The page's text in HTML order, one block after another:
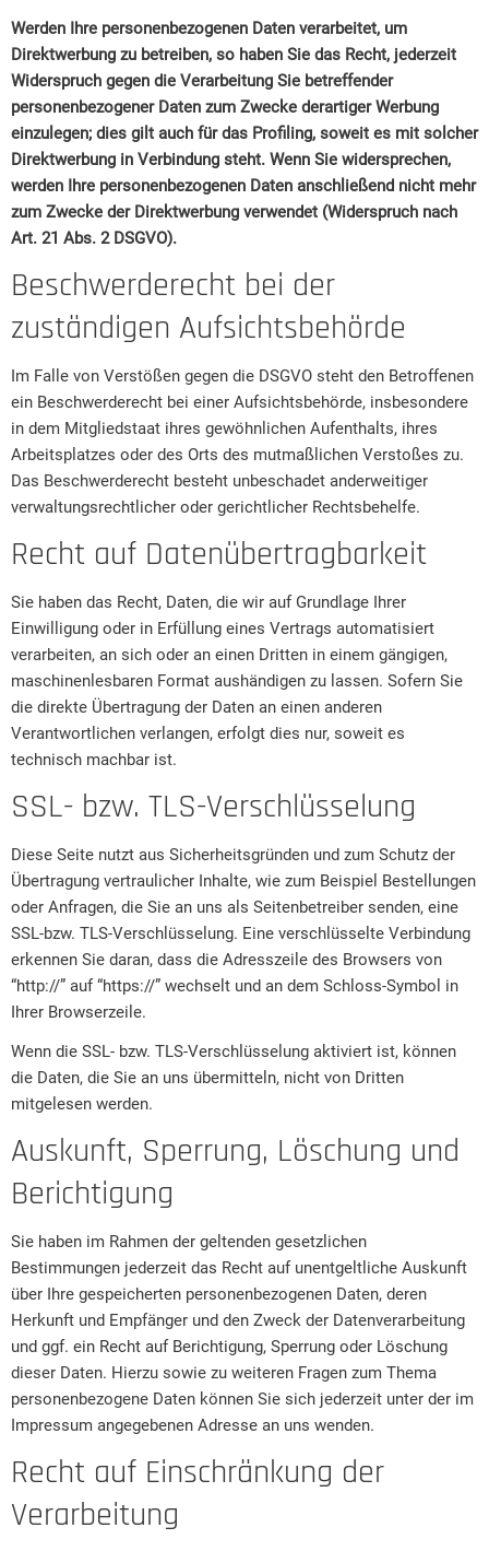
Werden Ihre personenbezogenen Daten verarbeitet, um
Direktwerbung zu betreiben, so haben Sie das Recht, jederzeit
Widerspruch gegen die Verarbeitung Sie betreffender
personenbezogener Daten zum Zwecke derartiger Werbung
einzulegen; dies gilt auch für das Profiling, soweit es mit solcher
Direktwerbung in Verbindung steht. Wenn Sie widersprechen,
werden Ihre personenbezogenen Daten anschließend nicht mehr
zum Zwecke der Direktwerbung verwendet (Widerspruch nach
Art. 21 Abs. 2 DSGVO).
Beschwerderecht bei der
zuständigen Aufsichtsbehörde
Im Falle von Verstößen gegen die DSGVO steht den Betroffenen
ein Beschwerderecht bei einer Aufsichtsbehörde, insbesondere
in dem Mitgliedstaat ihres gewöhnlichen Aufenthalts, ihres
Arbeitsplatzes oder des Orts des mutmaßlichen Verstoßes zu.
Das Beschwerderecht besteht unbeschadet anderweitiger
verwaltungsrechtlicher oder gerichtlicher Rechtsbehelfe.
Recht auf Datenübertragbarkeit
Sie haben das Recht, Daten, die wir auf Grundlage Ihrer
Einwilligung oder in Erfüllung eines Vertrags automatisiert
verarbeiten, an sich oder an einen Dritten in einem gängigen,
maschinenlesbaren Format aushändigen zu lassen. Sofern Sie
die direkte Übertragung der Daten an einen anderen
Verantwortlichen verlangen, erfolgt dies nur, soweit es
technisch machbar ist.
SSL- bzw. TLS-Verschlüsselung
Diese Seite nutzt aus Sicherheitsgründen und zum Schutz der
Übertragung vertraulicher Inhalte, wie zum Beispiel Bestellungen
oder Anfragen, die Sie an uns als Seitenbetreiber senden, eine
SSL-bzw. TLS-Verschlüsselung. Eine verschlüsselte Verbindung
erkennen Sie daran, dass die Adresszeile des Browsers von
“http://” auf “https://” wechselt und an dem Schloss-Symbol in
Ihrer Browserzeile.
Wenn die SSL- bzw. TLS-Verschlüsselung aktiviert ist, können
die Daten, die Sie an uns übermitteln, nicht von Dritten
mitgelesen werden.
Auskunft, Sperrung, Löschung und
Berichtigung
Sie haben im Rahmen der geltenden gesetzlichen
Bestimmungen jederzeit das Recht auf unentgeltliche Auskunft
über Ihre gespeicherten personenbezogenen Daten, deren
Herkunft und Empfänger und den Zweck der Datenverarbeitung
und ggf. ein Recht auf Berichtigung, Sperrung oder Löschung
dieser Daten. Hierzu sowie zu weiteren Fragen zum Thema
personenbezogene Daten können Sie sich jederzeit unter der im
Impressum angegebenen Adresse an uns wenden.
Recht auf Einschränkung der
Verarbeitung